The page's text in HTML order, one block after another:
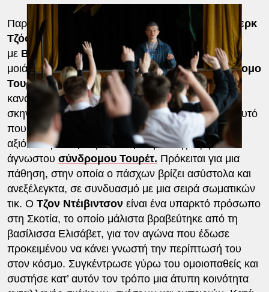
Παρά το γεγονός ότι η συγκεκριμένη ταινία του Κερκ
Τζόουνς
αγαπήθηκε ιδιαιτέρως και βραβεύτηκε
με BAFTAστη Μεγάλη Βρετανία, θα λέγαμε ότι
μοιάζει περισσότερο με ντοκιμαντέρ για τοσύνδρομο
Τουρέτ. Όχι ότι δεν ακολουθεί με συνέπεια τους
κανόνες της κινηματογραφικής αφήγησης ο
σκηνοθέτης -τι διάολο, Βρετανός είναι…- , αλλά αυτό
που θα κέντριζε το ενδιαφέρον του θεατή είναι η
αξιόπιστη και εμπεριστατωμένη καταγραφή του
άγνωστου σύνδρομου Τουρέτ. Πρόκειται για μια
πάθηση, στην οποία ο πάσχων βρίζει ασύστολα και
ανεξέλεγκτα, σε συνδυασμό με μια σειρά σωματικών
τικ. Ο Τζον Ντέιβιντσονείναι ένα υπαρκτό πρόσωπο
στη Σκοτία, το οποίο μάλιστα βραβεύτηκε από τη
βασίλισσα Ελισάβετ, για τον αγώνα που έδωσε
προκειμένου να κάνει γνωστή την περίπτωσή του
στον κόσμο. Συγκέντρωσε γύρω του ομοιοπαθείς και
συστήσε κατ’ αυτόν τον τρόπο μια άτυπη κοινότητα